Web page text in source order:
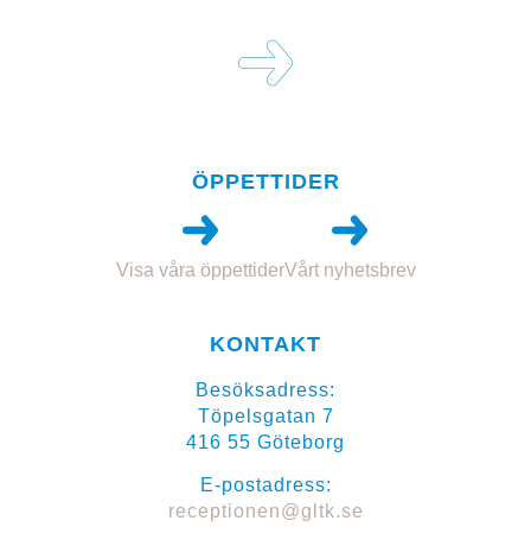
ÖPPETTIDER
Visa våra öppettiderVårt nyhetsbrev
KONTAKT
Besöksadress:
Töpelsgatan 7
416 55 Göteborg
E-postadress:
receptionen@gltk.se